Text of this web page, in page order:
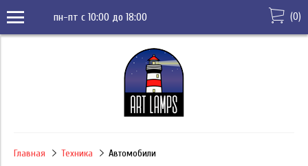
пн-пт с 10:00 до 18:00 (0)
Главная Техника Автомобили